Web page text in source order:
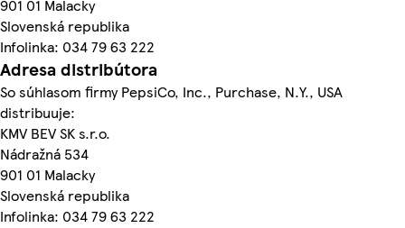
901 01 Malacky
Slovenská republika
Infolinka: 034 79 63 222
Adresa distribútora
So súhlasom firmy PepsiCo, Inc., Purchase, N.Y., USA
distribuuje:
KMV BEV SK s.r.o.
Nádražná 534
901 01 Malacky
Slovenská republika
Infolinka: 034 79 63 222